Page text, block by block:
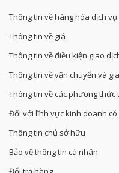
Thông tin về hàng hóa dịch vụ
Thông tin về giá
Thông tin về điều kiện giao
Thông tin về vận chuyển và
Thông tin về các phương thức
Đối với lĩnh vực kinh doanh có
Thông tin chủ sở hữu
Bảo vệ thông tin cá nhân